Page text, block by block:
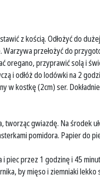
z kością. Odłożyć do
przełożyć do
oregano, przyprawić solą i
i odłóż do lodówki na 2
w kostkę (2cm) ser.
gwiazdę. Na środek
pomidora. Papier do
piec przez 1 godzinę i 45
by mięso i ziemniaki lekko